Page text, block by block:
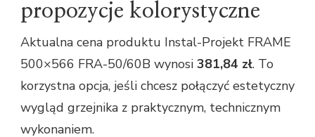
propozycje kolorystyczne
Aktualna cena produktu Instal-Projekt FRAME
500×566 FRA-50/60B wynosi 381,84 zł. To
korzystna opcja, jeśli chcesz połączyć estetyczny
wygląd grzejnika z praktycznym, technicznym
wykonaniem.